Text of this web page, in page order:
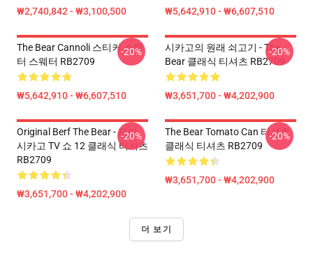
₩2,740,842 - ₩3,100,500 ₩5,642,910 - ₩6,607,510
The Bear Cannoli 스티커 스웨
터 스웨터 RB2709
₩5,642,910 - ₩6,607,510
-20%
시카고의 원래 쇠고기 - The
Bear 클래식 티셔츠 RB2709
₩3,651,700 - ₩4,202,900
-20%
Original Berf The Bear - 재미
시카고 TV 쇼 12 클래식 티셔츠
RB2709
₩3,651,700 - ₩4,202,900
-20%
The Bear Tomato Can 티셔츠
클래식 티셔츠 RB2709
₩3,651,700 - ₩4,202,900
-20%
더 보기